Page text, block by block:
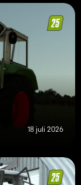
18 juli 2026